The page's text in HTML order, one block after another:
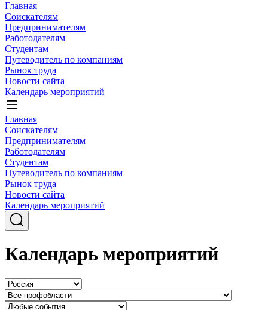
Главная
Соискателям
Предпринимателям
Работодателям
Студентам
Путеводитель по компаниям
Рынок труда
Новости сайта
Календарь мероприятий
Главная
Соискателям
Предпринимателям
Работодателям
Студентам
Путеводитель по компаниям
Рынок труда
Новости сайта
Календарь мероприятий
Календарь мероприятий